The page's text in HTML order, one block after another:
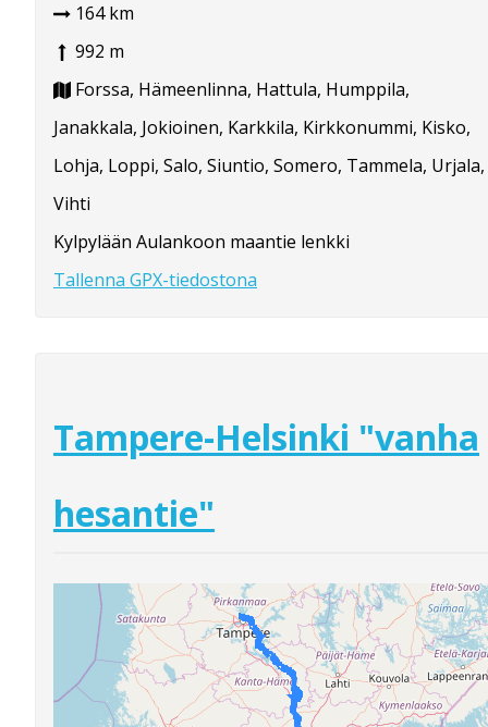
164 km
992 m
Forssa, Hämeenlinna, Hattula, Humppila,
Janakkala, Jokioinen, Karkkila, Kirkkonummi, Kisko,
Lohja, Loppi, Salo, Siuntio, Somero, Tammela, Urjala,
Vihti
Kylpylään Aulankoon maantie lenkki
Tallenna GPX-tiedostona
Tampere-Helsinki "vanha
hesantie"